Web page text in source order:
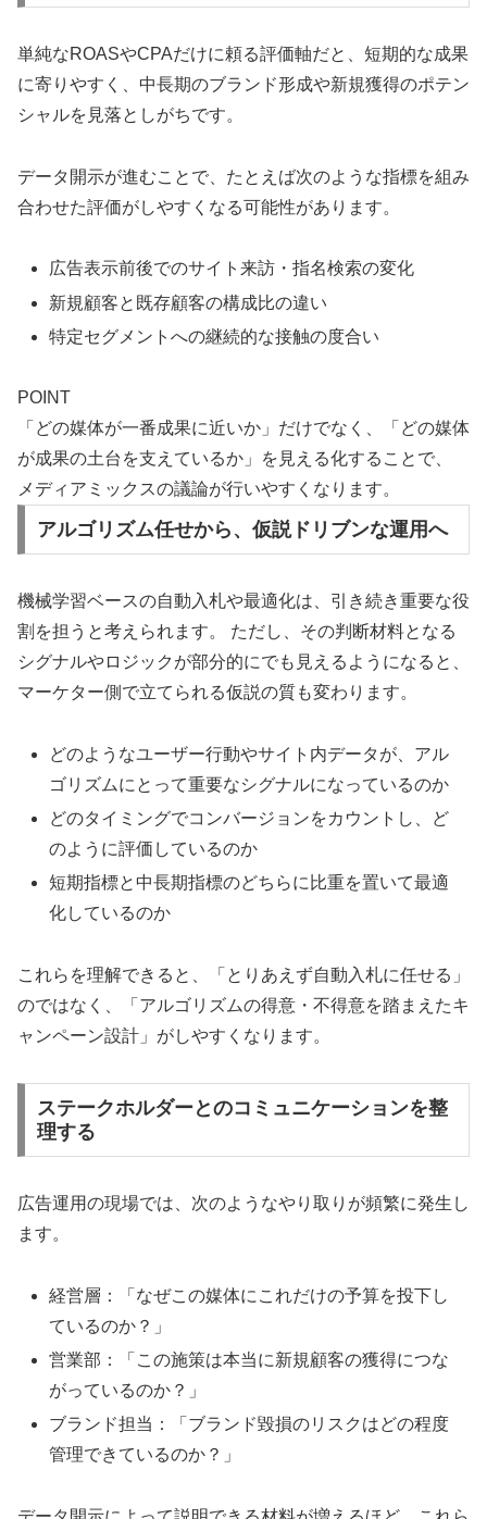
単純なROASやCPAだけに頼る評価軸だと、短期的な成果
に寄りやすく、中長期のブランド形成や新規獲得のポテン
シャルを見落としがちです。
データ開示が進むことで、たとえば次のような指標を組み
合わせた評価がしやすくなる可能性があります。
広告表示前後でのサイト来訪・指名検索の変化
新規顧客と既存顧客の構成比の違い
特定セグメントへの継続的な接触の度合い
POINT
「どの媒体が一番成果に近いか」だけでなく、「どの媒体
が成果の土台を支えているか」を見える化することで、
メディアミックスの議論が行いやすくなります。
アルゴリズム任せから、仮説ドリブンな運用へ
機械学習ベースの自動入札や最適化は、引き続き重要な役
割を担うと考えられます。 ただし、その判断材料となる
シグナルやロジックが部分的にでも見えるようになると、
マーケター側で立てられる仮説の質も変わります。
どのようなユーザー行動やサイト内データが、アル
ゴリズムにとって重要なシグナルになっているのか
どのタイミングでコンバージョンをカウントし、ど
のように評価しているのか
短期指標と中長期指標のどちらに比重を置いて最適
化しているのか
これらを理解できると、「とりあえず自動入札に任せる」
のではなく、「アルゴリズムの得意・不得意を踏まえたキ
ャンペーン設計」がしやすくなります。
ステークホルダーとのコミュニケーションを整
理する
広告運用の現場では、次のようなやり取りが頻繁に発生し
ます。
経営層：「なぜこの媒体にこれだけの予算を投下し
ているのか？」
営業部：「この施策は本当に新規顧客の獲得につな
がっているのか？」
ブランド担当：「ブランド毀損のリスクはどの程度
管理できているのか？」